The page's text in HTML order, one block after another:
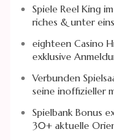
Spiele Reel King
riches & unter
eighteen Casino
exklusive
Verbunden
seine inoffizieller
Spielbank Bonus
30+ aktuelle